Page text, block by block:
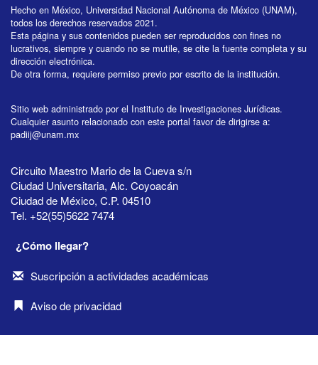
Hecho en México, Universidad Nacional Autónoma de México (UNAM),
todos los derechos reservados 2021.
Esta página y sus contenidos pueden ser reproducidos con fines no
lucrativos, siempre y cuando no se mutile, se cite la fuente completa y su
dirección electrónica.
De otra forma, requiere permiso previo por escrito de la institución.
Sitio web administrado por el Instituto de Investigaciones Jurídicas.
Cualquier asunto relacionado con este portal favor de dirigirse a:
padiij@unam.mx
Circuito Maestro Mario de la Cueva s/n
Ciudad Universitaria, Alc. Coyoacán
Ciudad de México, C.P. 04510
Tel. +52(55)5622 7474
¿Cómo llegar?
Suscripción a actividades académicas
Aviso de privacidad